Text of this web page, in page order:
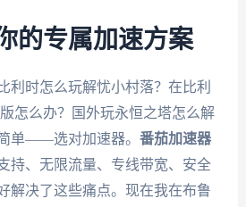
的专属加速方案
利时怎么玩解忧小村落？在比利
怎么办？国外玩永恒之塔怎么解
单——选对加速器。 番茄加速器
持、无限流量、专线带宽、安全
解决了这些痛点。现在我在布鲁